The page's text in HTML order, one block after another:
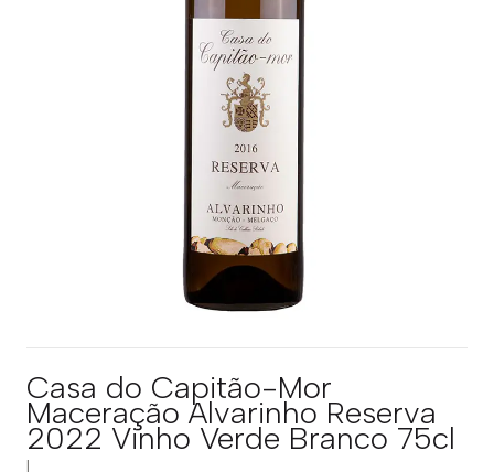
Casa do Capitão-Mor
Maceração Alvarinho Reserva
2022 Vinho Verde Branco 75cl